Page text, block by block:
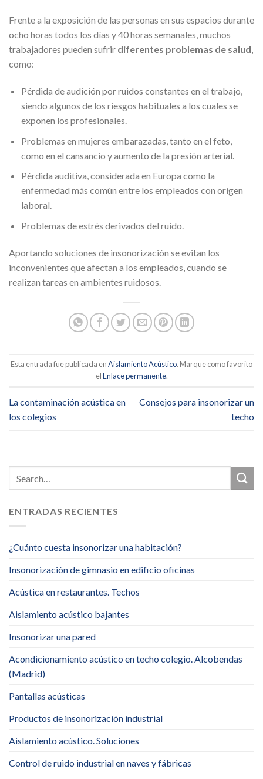
Frente a la exposición de las personas en sus espacios durante
ocho horas todos los días y 40 horas semanales, muchos
trabajadores pueden sufrir diferentes problemas de salud,
como:
Pérdida de audición por ruidos constantes en el trabajo,
siendo algunos de los riesgos habituales a los cuales se
exponen los profesionales.
Problemas en mujeres embarazadas, tanto en el feto,
como en el cansancio y aumento de la presión arterial.
Pérdida auditiva, considerada en Europa como la
enfermedad más común entre los empleados con origen
laboral.
Problemas de estrés derivados del ruido.
Aportando soluciones de insonorización se evitan los
inconvenientes que afectan a los empleados, cuando se
realizan tareas en ambientes ruidosos.
Esta entrada fue publicada enAislamiento Acústico. Marque como favorito
elEnlace permanente.
La contaminación acústica en
los colegios
Consejos para insonorizar un
techo
ENTRADAS RECIENTES
¿Cuánto cuesta insonorizar una habitación?
Insonorización de gimnasio en edificio oficinas
Acústica en restaurantes. Techos
Aislamiento acústico bajantes
Insonorizar una pared
Acondicionamiento acústico en techo colegio. Alcobendas
(Madrid)
Pantallas acústicas
Productos de insonorización industrial
Aislamiento acústico. Soluciones
Control de ruido industrial en naves y fábricas